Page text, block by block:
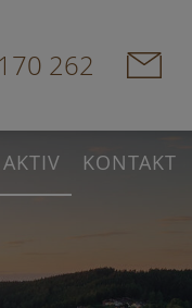
KONTAKT
262